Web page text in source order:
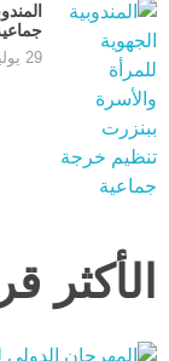
29 يوليو 2026
الأكثر